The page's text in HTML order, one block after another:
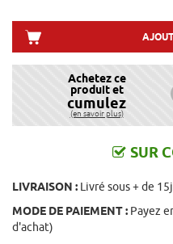
Achetez ce
produit et
cumulez
(en savoir plus)
SUR
LIVRAISON : Livré sous + de 15j
MODE DE PAIEMENT : Payez
d'achat)